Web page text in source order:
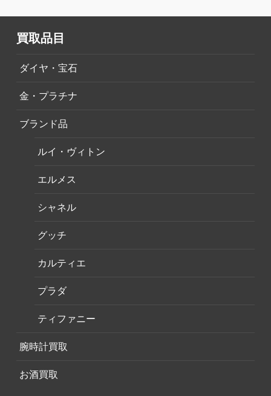
買取品目
ダイヤ・宝石
金・プラチナ
ブランド品
ルイ・ヴィトン
エルメス
シャネル
グッチ
カルティエ
プラダ
ティファニー
腕時計買取
お酒買取